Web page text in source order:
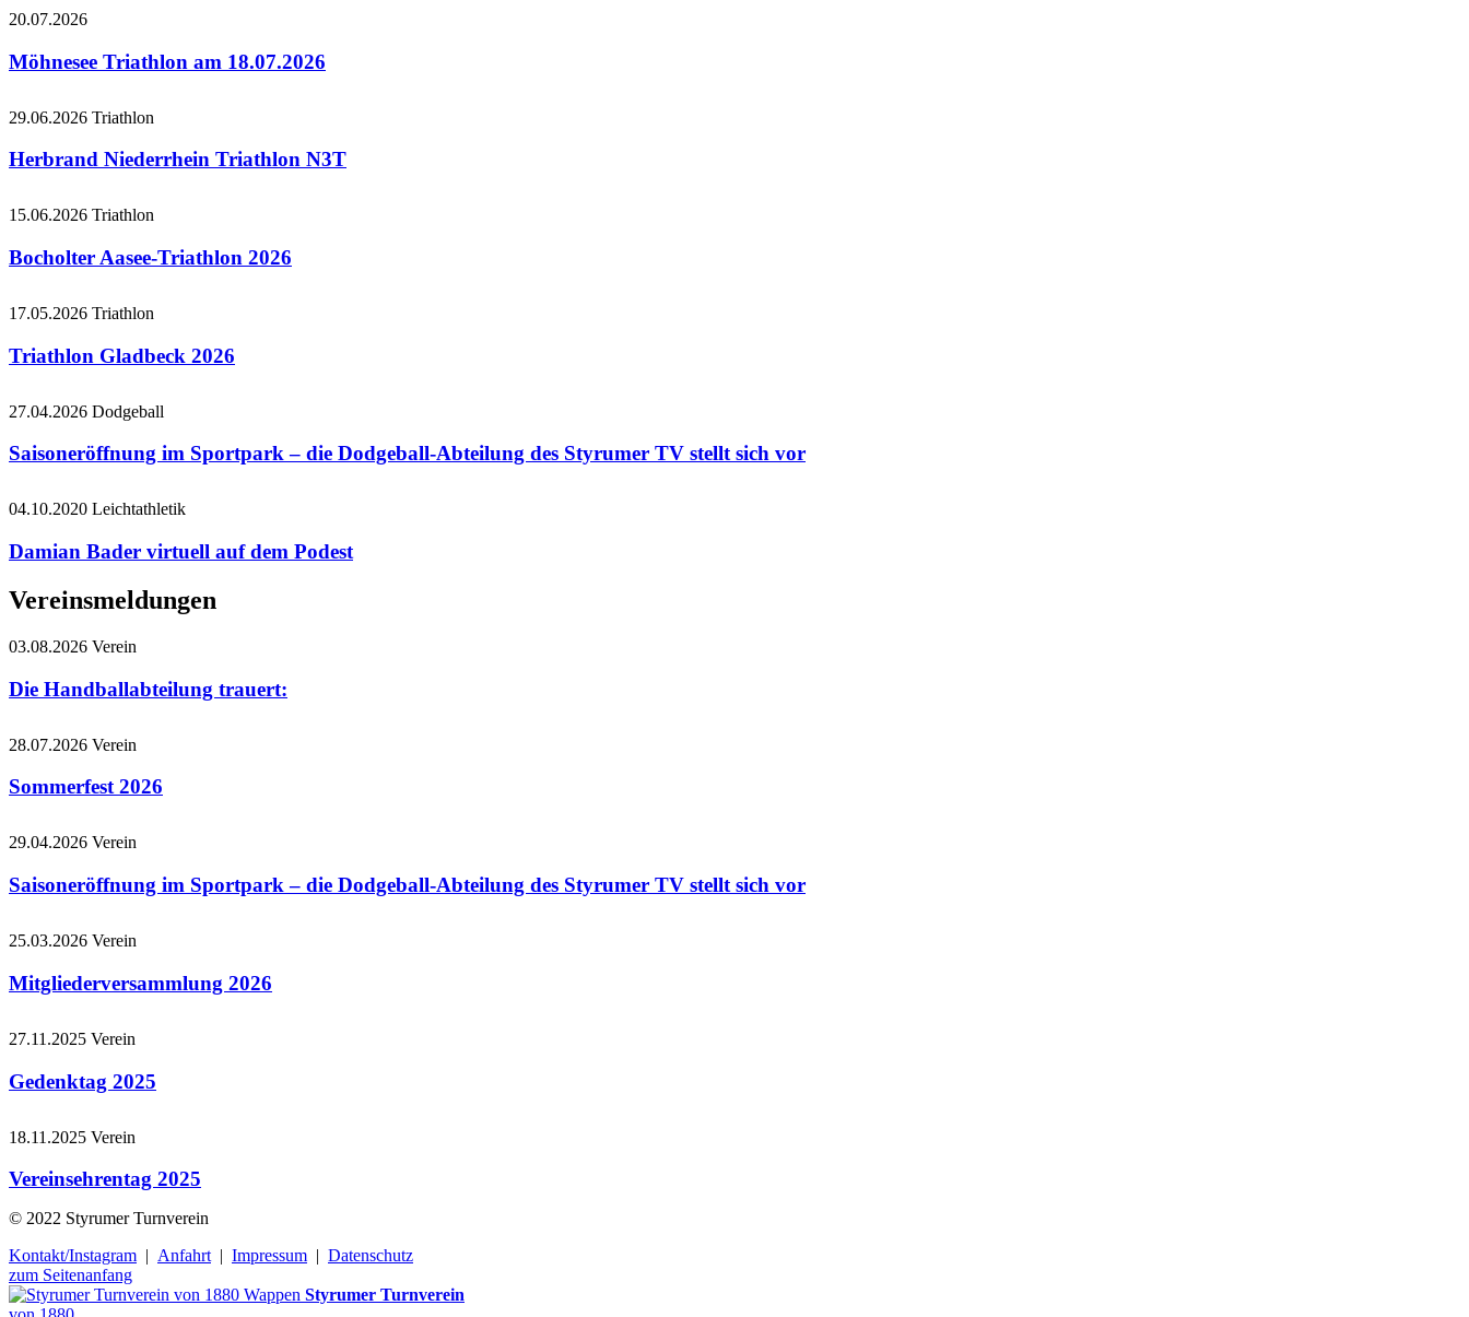
20.07.2026
Möhnesee Triathlon am 18.07.2026
29.06.2026 Triathlon
Herbrand Niederrhein Triathlon N3T
15.06.2026 Triathlon
Bocholter Aasee-Triathlon 2026
17.05.2026 Triathlon
Triathlon Gladbeck 2026
27.04.2026 Dodgeball
Saisoneröffnung im Sportpark – die Dodgeball-Abteilung des Styrumer TV stellt sich vor
04.10.2020 Leichtathletik
Damian Bader virtuell auf dem Podest
Vereinsmeldungen
03.08.2026 Verein
Die Handballabteilung trauert:
28.07.2026 Verein
Sommerfest 2026
29.04.2026 Verein
Saisoneröffnung im Sportpark – die Dodgeball-Abteilung des Styrumer TV stellt sich vor
25.03.2026 Verein
Mitgliederversammlung 2026
27.11.2025 Verein
Gedenktag 2025
18.11.2025 Verein
Vereinsehrentag 2025
© 2022 Styrumer Turnverein
Kontakt/Instagram | Anfahrt | Impressum | Datenschutz
zum Seitenanfang
Styrumer Turnverein